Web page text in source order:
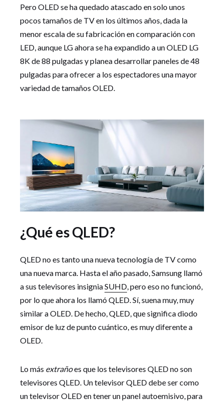
Pero OLED se ha quedado atascado en solo unos
pocos tamaños de TV en los últimos años, dada la
menor escala de su fabricación en comparación con
LED, aunque LG ahora se ha expandido a un OLED LG
8K de 88 pulgadas y planea desarrollar paneles de 48
pulgadas para ofrecer a los espectadores una mayor
variedad de tamaños OLED.
¿Qué es QLED?
QLED no es tanto una nueva tecnología de TV como
una nueva marca. Hasta el año pasado, Samsung llamó
a sus televisores insigniaSUHD, pero eso no funcionó,
por lo que ahora los llamó QLED. Sí, suena muy, muy
similar a OLED. De hecho, QLED, que significa diodo
emisor de luz de punto cuántico, es muy diferente a
OLED.
Lo más extrañoes que los televisores QLED no son
televisores QLED. Un televisor QLED debe ser como
un televisor OLED en tener un panel autoemisivo, para